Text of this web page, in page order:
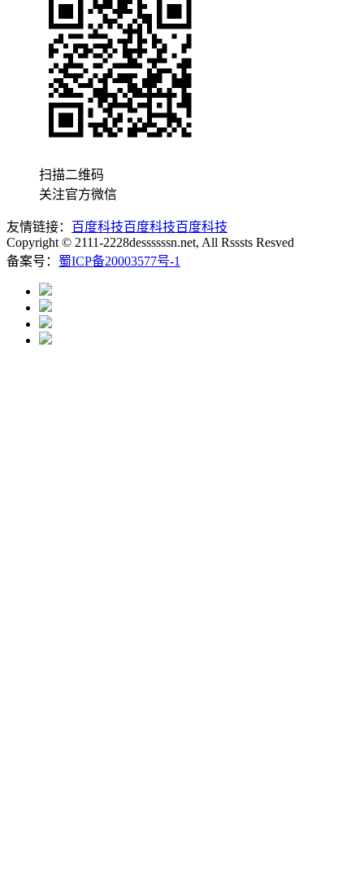
扫描二维码
关注官方微信
友情链接： 百度科技百度科技百度科技
Copyright © 2111-2228dessssssn.net, All Rsssts Resved
备案号： 蜀ICP备20003577号-1